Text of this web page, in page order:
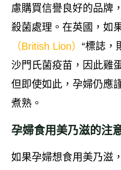
慮購買信譽良好的品牌
殺菌處理。在英國，如
（British Lion） “標誌，
沙門氏菌疫苗，因此雞
但即使如此，孕婦仍應
煮熟。
孕婦食用美乃滋的注
如果孕婦想食用美乃滋